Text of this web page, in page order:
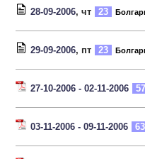
28-09-2006, чт 23
29-09-2006, пт 23
27-10-2006 - 02-11-2006 57
03-11-2006 - 09-11-2006 63